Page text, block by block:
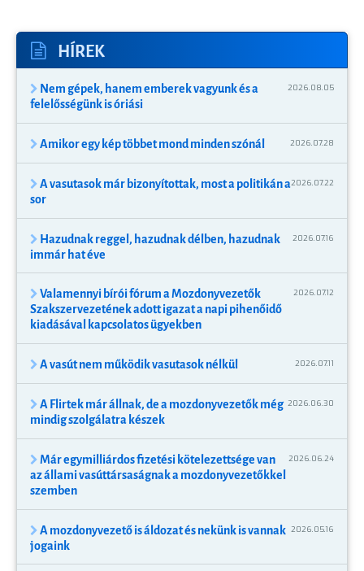
HÍREK
Nem gépek, hanem emberek vagyunk és a
felelősségünk is óriási
2026.08.05
Amikor egy kép többet mond minden szónál 2026.07.28
A vasutasok már bizonyítottak, most a politikán a
sor
2026.07.22
Hazudnak reggel, hazudnak délben, hazudnak
immár hat éve
2026.07.16
Valamennyi bírói fórum a Mozdonyvezetők
Szakszervezetének adott igazat a napi pihenőidő
kiadásával kapcsolatos ügyekben
2026.07.12
A vasút nem működik vasutasok nélkül 2026.07.11
A Flirtek már állnak, de a mozdonyvezetők még
mindig szolgálatra készek
2026.06.30
Már egymilliárdos fizetési kötelezettsége van
az állami vasúttársaságnak a mozdonyvezetőkkel
szemben
2026.06.24
A mozdonyvezető is áldozat és nekünk is vannak
jogaink
2026.05.16